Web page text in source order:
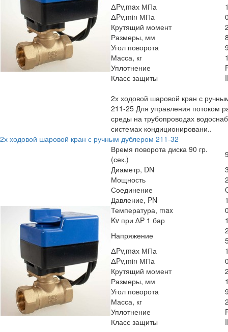
ΔPv,maх МПа
ΔPv,min МПа
Крутящий момент
Размеры, мм
Угол поворота
Масса, кг
Уплотнение
Класс защиты
2х ходовой шаровой кран с
211-25 Для управления потоком
среды на трубопроводах
системах кондиционировани..
2х ходовой шаровой кран с ручным дублером 211-32
Время поворота диска 90 гр.
(сек.)
Диаметр, DN
Мощность
Соединение
Давление, PN
Температура, max
Kv при ∆P 1 бар
Напряжение
ΔPv,maх МПа
ΔPv,min МПа
Крутящий момент
Размеры, мм
Угол поворота
Масса, кг
Уплотнение
Класс защиты